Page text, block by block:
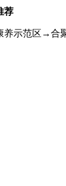
荐
养示范区→合